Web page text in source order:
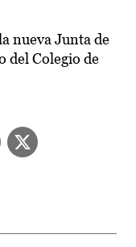
nueva Junta de
del Colegio de